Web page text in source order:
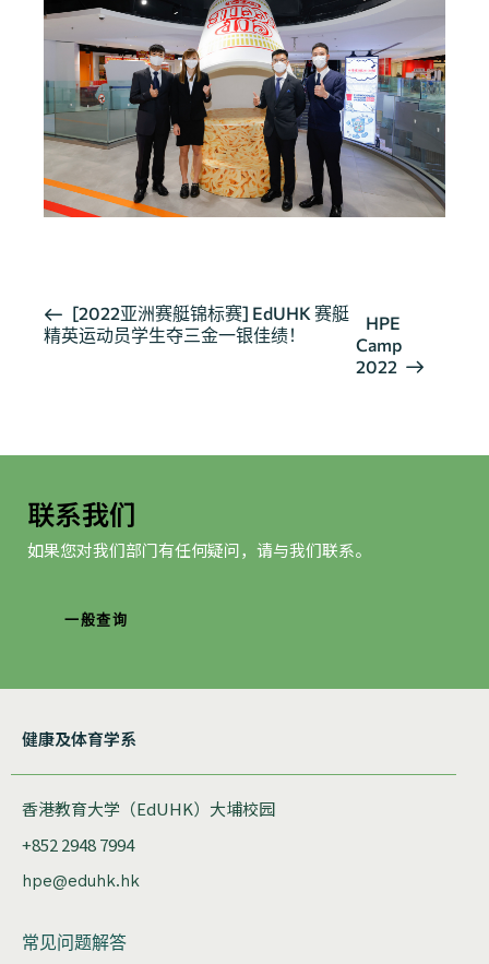
活
动
[2022亚洲赛艇锦标赛] EdUHK 赛艇
精英运动员学生夺三金一银佳绩！
HPE
Camp
2022
联系我们
如果您对我们部门有任何疑问，请与我们联系。
一般查询
健康及体育学系
香港教育大学（EdUHK）大埔校园
+852 2948 7994
hpe@eduhk.hk
常见问题解答